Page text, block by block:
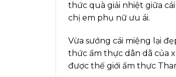
thức quà giải nhiệt giữa
chị em phụ nữ ưu ái.
Vừa sướng cái miệng lại
thức ẩm thực dân dã của
được thế giới ẩm thực